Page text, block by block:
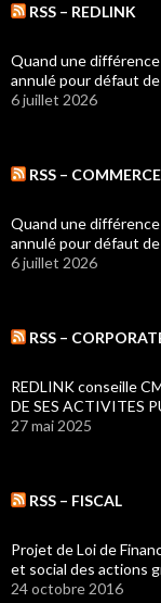
RSS – REDLINK
Quand une
annulé pour défaut
6 juillet 2026
RSS –
Quand une
annulé pour défaut
6 juillet 2026
RSS –
REDLINK conseille
DE SES ACTIVITES
27 mai 2025
RSS – FISCAL
Projet de Loi de
et social des actions
24 octobre 2016